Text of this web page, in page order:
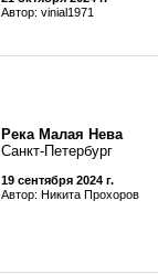
Автор: vinial1971
Река Малая Нева
Санкт-Петербург
19 сентября 2024 г.
Автор: Никита Прохоров